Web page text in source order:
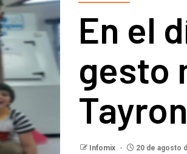
En el
gesto
Infomix 20 de agosto